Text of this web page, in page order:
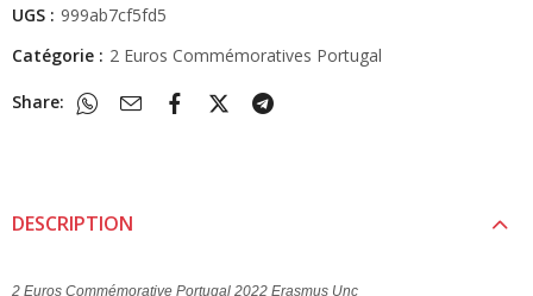
UGS : 999ab7cf5fd5
Catégorie : 2 Euros Commémoratives Portugal
Share:
DESCRIPTION
2 Euros Commémorative Portugal 2022 Erasmus Unc